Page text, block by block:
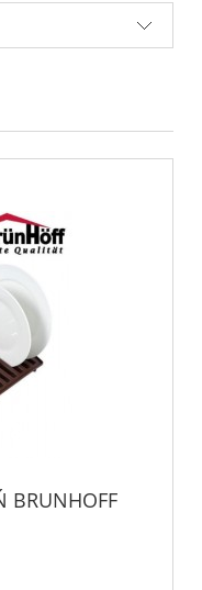
BRUNHOFF